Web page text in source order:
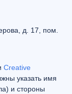
д. 17, пом.
Creative
указать имя
и стороны